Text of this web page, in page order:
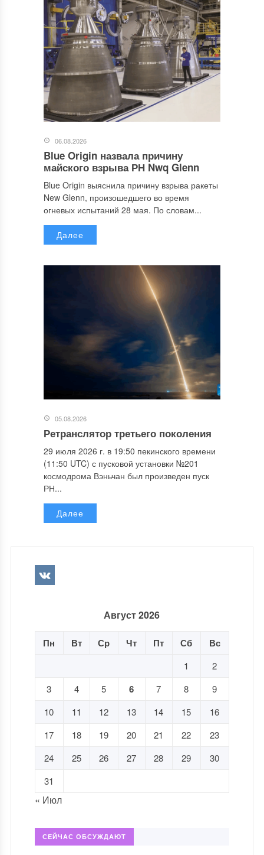
06.08.2026
Blue Origin назвала причину
майского взрыва РН Nwq Glenn
Blue Origin выяснила причину взрыва ракеты
New Glenn, произошедшего во время
огневых испытаний 28 мая. По словам...
Далее
05.08.2026
Ретранслятор третьего поколения
29 июля 2026 г. в 19:50 пекинского времени
(11:50 UTC) с пусковой установки №201
космодрома Вэньчан был произведен пуск
РН...
Далее
Август 2026
Пн Вт Ср Чт Пт Сб Вс
1
2
3
4 5 6 7 8
9
10
11 12 13 14 15
16
17
18 19 20 21 22
23
24
25 26 27 28 29
30
31
« Июл
СЕЙЧАС ОБСУЖДАЮТ